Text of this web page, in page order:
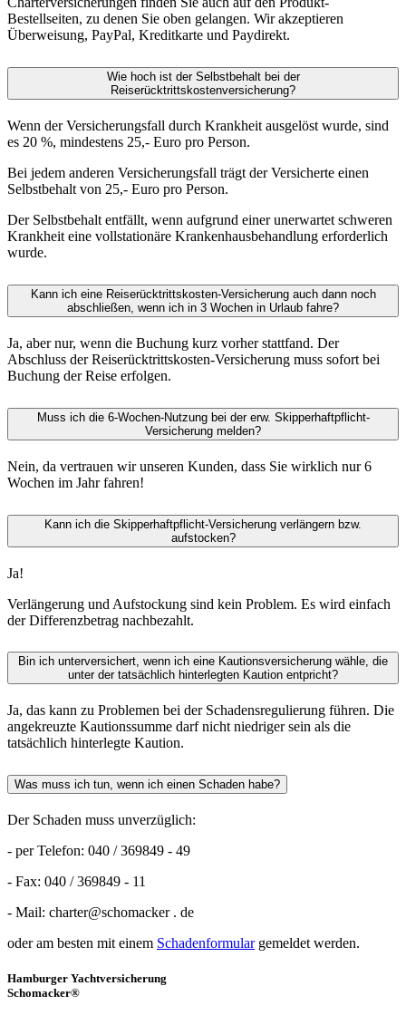
Bestellseiten, zu denen Sie oben gelangen. Wir akzeptieren
Überweisung, PayPal, Kreditkarte und Paydirekt.
Wie hoch ist der Selbstbehalt bei der
Reiserücktrittskostenversicherung?
Wenn der Versicherungsfall durch Krankheit ausgelöst wurde, sind
es 20 %, mindestens 25,- Euro pro Person.
Bei jedem anderen Versicherungsfall trägt der Versicherte einen
Selbstbehalt von 25,- Euro pro Person.
Der Selbstbehalt entfällt, wenn aufgrund einer unerwartet schweren
Krankheit eine vollstationäre Krankenhausbehandlung erforderlich
wurde.
Kann ich eine Reiserücktrittskosten-Versicherung auch dann noch
abschließen, wenn ich in 3 Wochen in Urlaub fahre?
Ja, aber nur, wenn die Buchung kurz vorher stattfand. Der
Abschluss der Reiserücktrittskosten-Versicherung muss sofort bei
Buchung der Reise erfolgen.
Muss ich die 6-Wochen-Nutzung bei der erw. Skipperhaftpflicht-
Versicherung melden?
Nein, da vertrauen wir unseren Kunden, dass Sie wirklich nur 6
Wochen im Jahr fahren!
Kann ich die Skipperhaftpflicht-Versicherung verlängern bzw.
aufstocken?
Ja!
Verlängerung und Aufstockung sind kein Problem. Es wird einfach
der Differenzbetrag nachbezahlt.
Bin ich unterversichert, wenn ich eine Kautionsversicherung wähle, die
unter der tatsächlich hinterlegten Kaution entpricht?
Ja, das kann zu Problemen bei der Schadensregulierung führen. Die
angekreuzte Kautionssumme darf nicht niedriger sein als die
tatsächlich hinterlegte Kaution.
Was muss ich tun, wenn ich einen Schaden habe?
Der Schaden muss unverzüglich:
- per Telefon: 040 / 369849 - 49
- Fax: 040 / 369849 - 11
- Mail: charter@schomacker . de
oder am besten mit einem Schadenformulargemeldet werden.
Hamburger Yachtversicherung
Schomacker®